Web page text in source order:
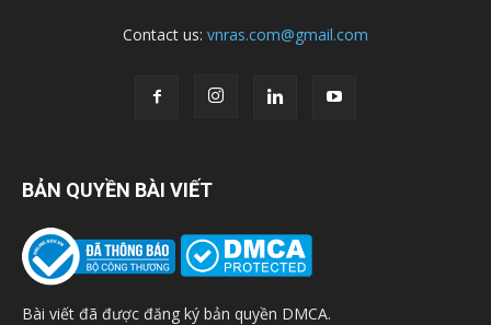
Contact us: vnras.com@gmail.com
BẢN QUYỀN BÀI VIẾT
Bài viết đã được đăng ký bản quyền DMCA.